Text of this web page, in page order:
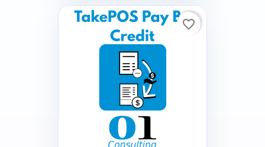
favorite_border